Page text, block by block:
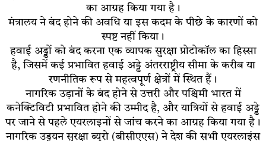
का आग्रह किया गया है।
मंत्रालय ने बंद होने की अवधि या इस कदम के पीछे के कारणों को
स्पष्ट नहीं किया।
हवाई अड्डों को बंद करना एक व्यापक सुरक्षा प्रोटोकॉल का हिस्सा
है, जिसमें कई प्रभावित हवाई अड्डे अंतरराष्ट्रीय सीमा के करीब या
रणनीतिक रूप से महत्वपूर्ण क्षेत्रों में स्थित हैं।
नागरिक उड़ानों के बंद होने से उत्तरी और पश्चिमी भारत में
कनेक्टिविटी प्रभावित होने की उम्मीद है, और यात्रियों से हवाई अड्डे
पर जाने से पहले एयरलाइनों से जांच करने का आग्रह किया गया है।
नागरिक उड्डयन सुरक्षा ब्यूरो (बीसीएएस) ने देश की सभी एयरलाइंस